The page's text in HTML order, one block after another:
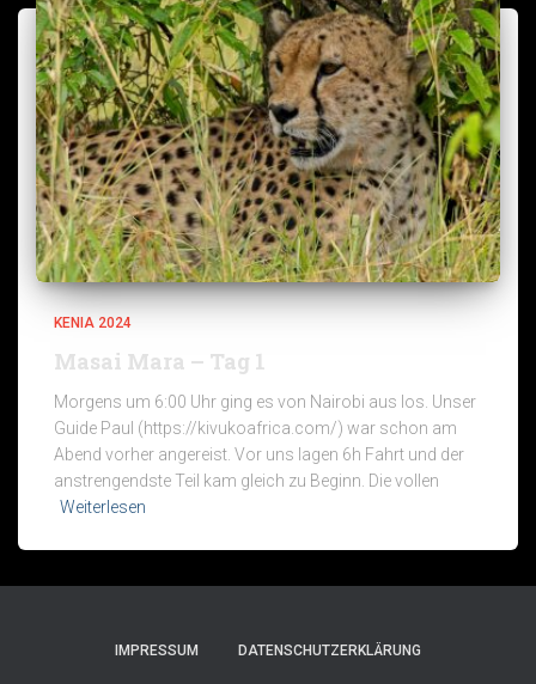
KENIA 2024
Masai Mara – Tag 1
Morgens um 6:00 Uhr ging es von Nairobi aus los. Unser
Guide Paul (https://kivukoafrica.com/) war schon am
Abend vorher angereist. Vor uns lagen 6h Fahrt und der
anstrengendste Teil kam gleich zu Beginn. Die vollen
Weiterlesen
IMPRESSUM DATENSCHUTZERKLÄRUNG